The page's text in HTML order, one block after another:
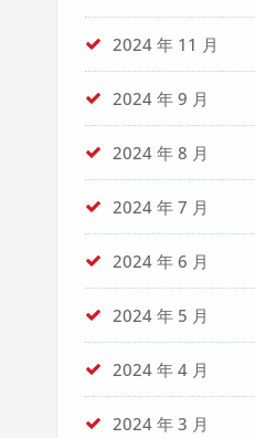
2024 年 11 月
2024 年 9 月
2024 年 8 月
2024 年 7 月
2024 年 6 月
2024 年 5 月
2024 年 4 月
2024 年 3 月